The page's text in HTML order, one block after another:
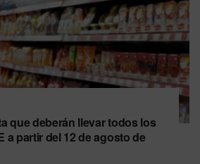
que deberán llevar todos los
a partir del 12 de agosto de